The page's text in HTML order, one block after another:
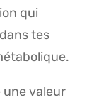
qui
tes
valeur